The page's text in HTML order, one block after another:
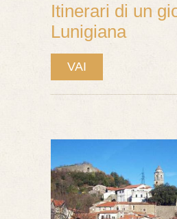
Itinerari di un
Lunigiana
VAI